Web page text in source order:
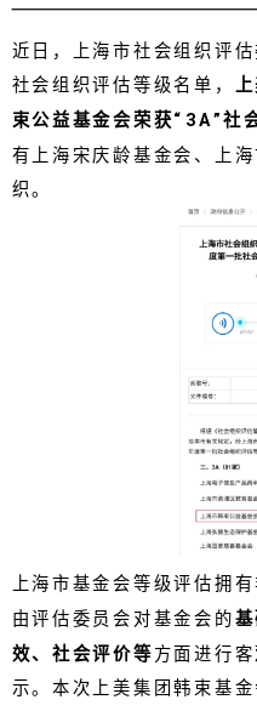
近日，上海市社会组织评
社会组织评估等级名单，
束公益基金会荣获“3A”社
有上海宋庆龄基金会、上
织。
上海市基金会等级评估拥
由评估委员会对基金会的
效、社会评价等方面进行
示。本次上美集团韩束基